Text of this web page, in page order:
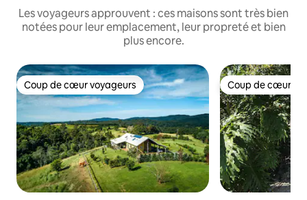
Les voyageurs approuvent : ces maisons sont très bien
notées pour leur emplacement, leur propreté et bien
plus encore.
Coup de cœur voyageurs
Coup de cœur voyageurs Coup de cœur
Coup de cœur